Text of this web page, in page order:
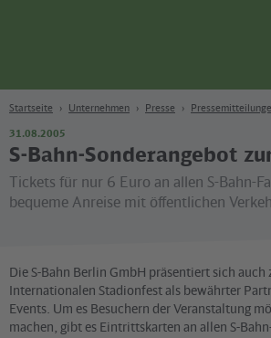
Startseite Unternehmen Presse
31.08.2005
S-Bahn-Sonderangebot
Tickets für nur 6 Euro an allen S-Bahn-
bequeme Anreise mit öffentlichen
Die S-Bahn Berlin GmbH präsentiert sich auch
Internationalen Stadionfest als bewährter
Events. Um es Besuchern der Veranstaltung
machen, gibt es Eintrittskarten an allen S-